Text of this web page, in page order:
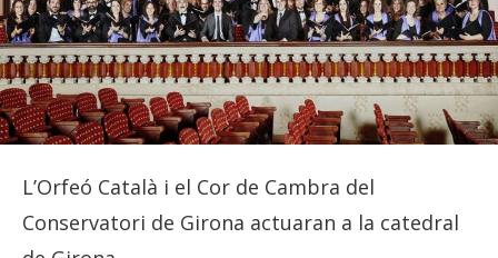
L’Orfeó Català i el Cor de Cambra del
Conservatori de Girona actuaran a la catedral